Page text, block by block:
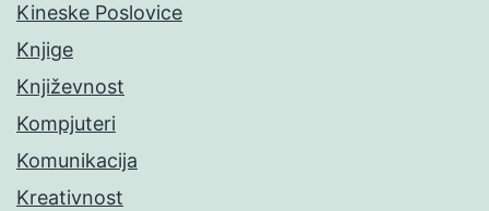
Kineske Poslovice
Knjige
Književnost
Kompjuteri
Komunikacija
Kreativnost